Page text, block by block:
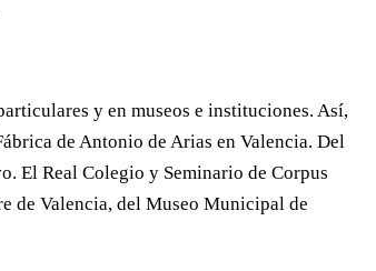
y en museos e instituciones. Así,
de Antonio de Arias en Valencia. Del
El Real Colegio y Seminario de Corpus
de Valencia, del Museo Municipal de